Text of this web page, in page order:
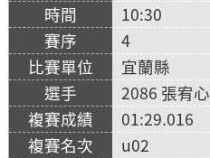
10:30
4
宜蘭縣
2086 張宥心
01:29.016
u02